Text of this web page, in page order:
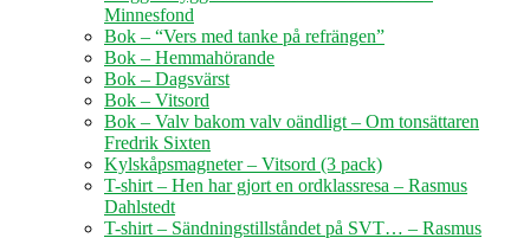
Minnesfond
Bok – “Vers med tanke på refrängen”
Bok – Hemmahörande
Bok – Dagsvärst
Bok – Vitsord
Bok – Valv bakom valv oändligt – Om tonsättaren
Fredrik Sixten
Kylskåpsmagneter – Vitsord (3 pack)
T-shirt – Hen har gjort en ordklassresa – Rasmus
Dahlstedt
T-shirt – Sändningstillståndet på SVT… – Rasmus